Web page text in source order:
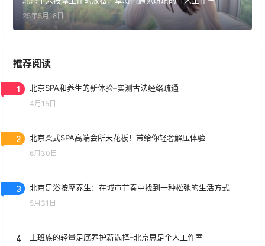
25年5月18日
推荐阅读
1 北京SPA和养生的新体验–实测古法经络疏通
4月15日
2 北京柔式SPA高端会所天花板！带给你轻奢解压体验
6月30日
3 北京足浴按摩养生：在城市节奏中找到一种松弛的生活方式
5月31日
4 上班族的轻量足底养护新选择–北京思足个人工作室